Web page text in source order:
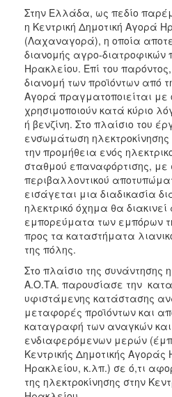
Στην Ελλάδα, ως πεδίο
η Κεντρική Δημοτική Αγορά
(Λαχαναγορά), η οποία
διανομής αγρο-διατροφικών
Ηρακλείου. Επί του
διανομή των προϊόντων από
Αγορά πραγματοποιείται
χρησιμοποιούν κατά κύριο
ή βενζίνη. Στο πλαίσιο του
ενσωμάτωση ηλεκτροκίνησης
την προμήθεια ενός
σταθμού επαναφόρτισης, με
περιβαλλοντικού
εισάγεται μια διαδικασία
ηλεκτρικό όχημα θα διακινεί
εμπορεύματα των εμπόρων
προς τα καταστήματα
της πόλης.
Στο πλαίσιο της
Α.Ο.ΤΑ. παρουσίασε την
υφιστάμενης κατάστασης
μεταφορές προϊόντων και
καταγραφή των αναγκών
ενδιαφερόμενων μερών
Κεντρικής Δημοτικής
Ηρακλείου, κ.λπ.) σε ό,τι
της ηλεκτροκίνησης στην